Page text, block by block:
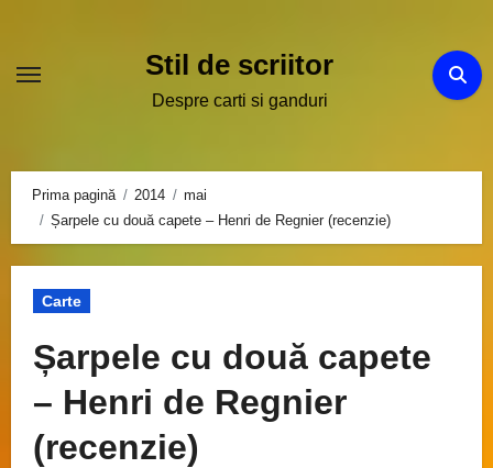
conținut
Stil de scriitor
Despre carti si ganduri
Prima pagină 2014
mai
Șarpele cu două capete – Henri de Regnier (recenzie)
Carte
Șarpele cu două capete
– Henri de Regnier
(recenzie)